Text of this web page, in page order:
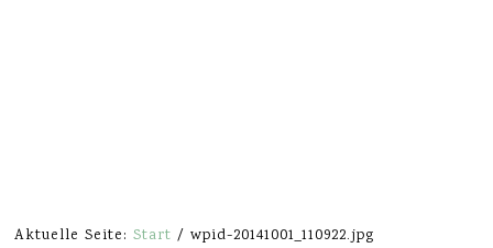
Aktuelle Seite:Start / wpid-20141001_110922.jpg